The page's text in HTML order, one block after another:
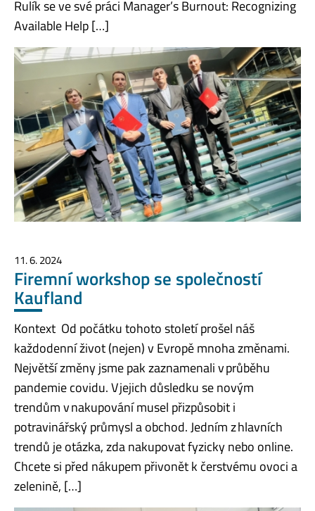
Rulík se ve své práci Manager’s Burnout: Recognizing
Available Help […]
11. 6. 2024
Firemní workshop se společností
Kaufland
Kontext Od počátku tohoto století prošel náš
každodenní život (nejen) v Evropě mnoha změnami.
Největší změny jsme pak zaznamenali v průběhu
pandemie covidu. V jejich důsledku se novým
trendům v nakupování musel přizpůsobit i
potravinářský průmysl a obchod. Jedním z hlavních
trendů je otázka, zda nakupovat fyzicky nebo online.
Chcete si před nákupem přivonět k čerstvému ovoci a
zelenině, […]